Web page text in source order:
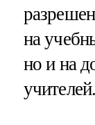
на
но и на
учителей.